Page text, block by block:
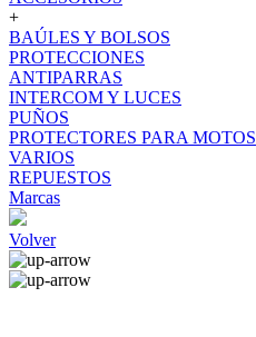
+
BAÚLES Y BOLSOS
PROTECCIONES
ANTIPARRAS
INTERCOM Y LUCES
PUÑOS
PROTECTORES PARA MOTOS
VARIOS
REPUESTOS
Marcas
Volver